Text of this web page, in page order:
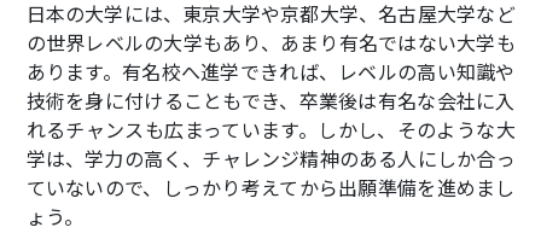
日本の大学には、東京大学や京都大学、名古屋大学など
の世界レベルの大学もあり、あまり有名ではない大学も
あります。有名校へ進学できれば、レベルの高い知識や
技術を身に付けることもでき、卒業後は有名な会社に入
れるチャンスも広まっています。しかし、そのような大
学は、学力の高く、チャレンジ精神のある人にしか合っ
ていないので、しっかり考えてから出願準備を進めまし
ょう。